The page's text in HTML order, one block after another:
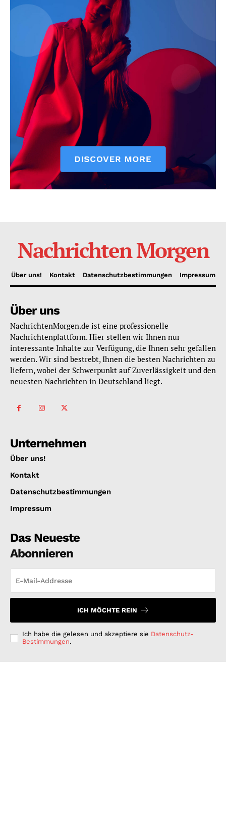
Nachrichten Morgen
Über uns! Kontakt Datenschutzbestimmungen Impressum
Über uns
NachrichtenMorgen.de ist eine professionelle
Nachrichtenplattform. Hier stellen wir Ihnen nur
interessante Inhalte zur Verfügung, die Ihnen sehr gefallen
werden. Wir sind bestrebt, Ihnen die besten Nachrichten zu
liefern, wobei der Schwerpunkt auf Zuverlässigkeit und den
neuesten Nachrichten in Deutschland liegt.
Unternehmen
Über uns!
Kontakt
Datenschutzbestimmungen
Impressum
Das Neueste
Abonnieren
ICH MÖCHTE REIN
Ich habe die gelesen und akzeptiere sie Datenschutz-
Bestimmungen.